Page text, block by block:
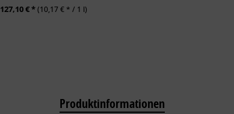
127,10 € *(10,17 € * / 1 l)
Produktinformationen